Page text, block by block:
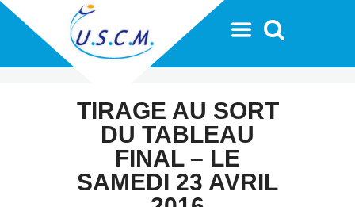
TIRAGE AU SORT
DU TABLEAU
FINAL – LE
SAMEDI 23 AVRIL